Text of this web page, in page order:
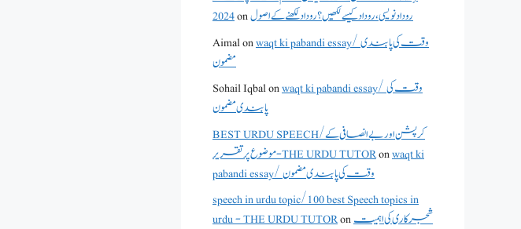
2024onروداد نویسی ،روداد کیسے لکھیں؟ روداد لکھنے کے اصول
Aimalonwaqt ki pabandi essay/ وقت کی پابندی
مضمون
Sohail Iqbalonwaqt ki pabandi essay/ وقت کی
پابندی مضمون
BEST URDU SPEECH/کرپشن اور بے انصافی کے
موضوع پر تقریر - THE URDU TUTORonwaqt ki
pabandi essay/ وقت کی پابندی مضمون
speech in urdu topic/100 best Speech topics in
urdu - THE URDU TUTORonشجرکاری کی اہمیت